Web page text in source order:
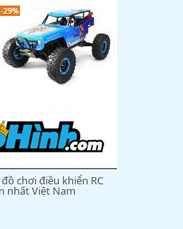
chơi điều khiển RC
nhất Việt Nam